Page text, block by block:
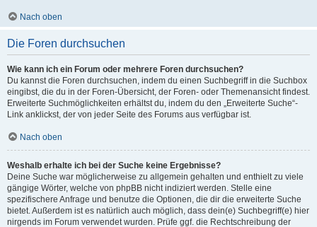
Nach oben
Die Foren durchsuchen
Wie kann ich ein Forum oder mehrere Foren durchsuchen?
Du kannst die Foren durchsuchen, indem du einen Suchbegriff in die Suchbox
eingibst, die du in der Foren-Übersicht, der Foren- oder Themenansicht findest.
Erweiterte Suchmöglichkeiten erhältst du, indem du den „Erweiterte Suche“-
Link anklickst, der von jeder Seite des Forums aus verfügbar ist.
Nach oben
Weshalb erhalte ich bei der Suche keine Ergebnisse?
Deine Suche war möglicherweise zu allgemein gehalten und enthielt zu viele
gängige Wörter, welche von phpBB nicht indiziert werden. Stelle eine
spezifischere Anfrage und benutze die Optionen, die dir die erweiterte Suche
bietet. Außerdem ist es natürlich auch möglich, dass dein(e) Suchbegriff(e) hier
nirgends im Forum verwendet wurden. Prüfe ggf. die Rechtschreibung der